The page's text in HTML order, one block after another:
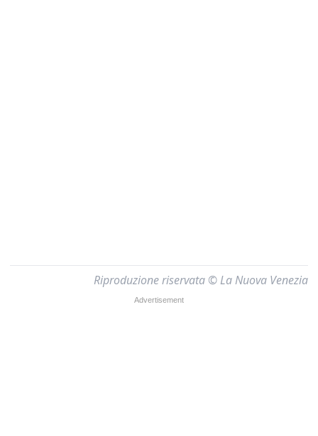
Riproduzione riservata © La Nuova Venezia